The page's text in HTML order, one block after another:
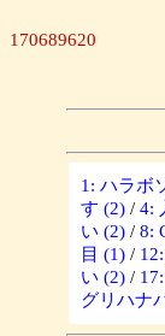
170689620
1: ハラボ
す (2) / 4:
い (2) / 8:
目 (1) /
い (2) /
グリハナ